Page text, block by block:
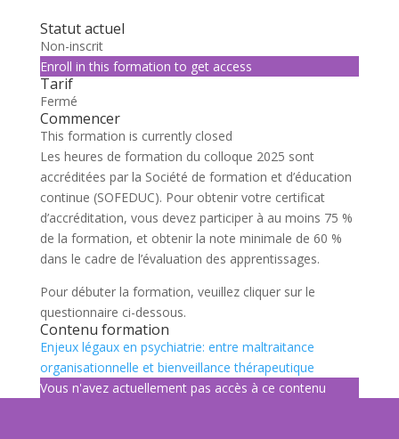
Statut actuel
Non-inscrit
Enroll in this formation to get access
Tarif
Fermé
Commencer
This formation is currently closed
Les heures de formation du colloque 2025 sont
accréditées par la Société de formation et d’éducation
continue (SOFEDUC). Pour obtenir votre certificat
d’accréditation, vous devez participer à au moins 75 %
de la formation, et obtenir la note minimale de 60 %
dans le cadre de l’évaluation des apprentissages.
Pour débuter la formation, veuillez cliquer sur le
questionnaire ci-dessous.
Contenu formation
Enjeux légaux en psychiatrie: entre maltraitance
organisationnelle et bienveillance thérapeutique
Vous n'avez actuellement pas accès à ce contenu